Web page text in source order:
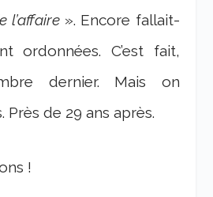
l’affaire». Encore fallait-
ordonnées. C’est fait,
dernier. Mais on
de 29 ans après.
!